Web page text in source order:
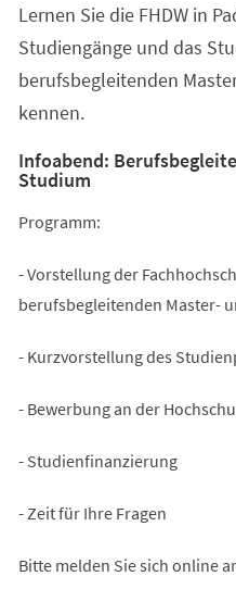
neuen
Tab)
Lernen Sie die FHDW in
Studiengänge und das
berufsbegleitenden
kennen.
Infoabend:
Studium
Programm:
- Vorstellung der
berufsbegleitenden Master-
- Kurzvorstellung des
- Bewerbung an der
- Studienfinanzierung
- Zeit für Ihre Fragen
Bitte melden Sie sich online